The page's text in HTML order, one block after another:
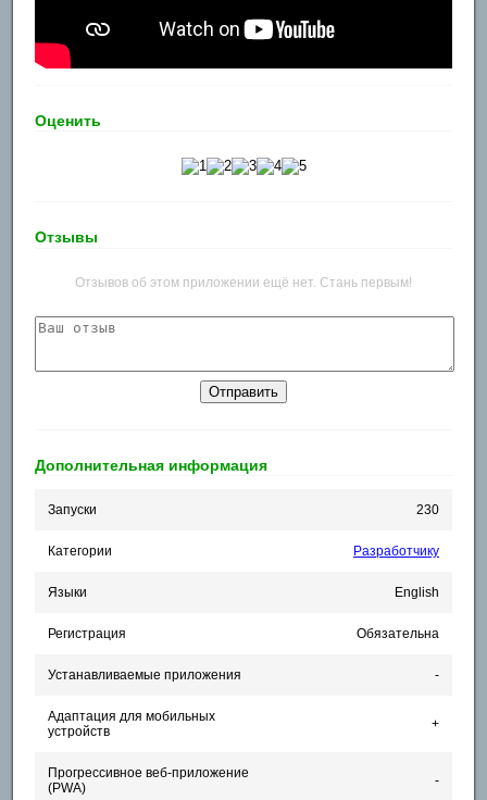
Оценить
Отзывы
Отзывов об этом приложении ещё нет. Стань первым!
Дополнительная информация
Запуски 230
Категории Разработчику
Языки English
Регистрация Обязательна
Устанавливаемые приложения -
Адаптация для мобильных
устройств
+
Прогрессивное веб-приложение
(PWA)
-